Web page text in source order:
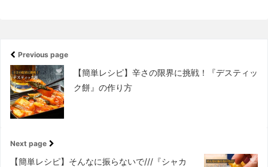
Previous page
【簡単レシピ】辛さの限界に挑戦！『デスティッ
ク餅』の作り方
Next page
【簡単レシピ】そんなに振らないで///『シャカ